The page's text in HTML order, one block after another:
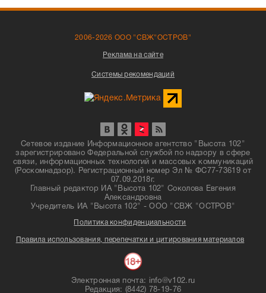
2006-2026 ООО "СВЖ"ОСТРОВ"
Реклама на сайте
Системы рекомендаций
Сетевое издание Информационное агентство "Высота 102"
зарегистрировано Федеральной службой по надзору в сфере
связи, информационных технологий и массовых коммуникаций
(Роскомнадзор). Регистрационный номер Эл № ФС77-73619 от
07.09.2018г.
Главный редактор ИА "Высота 102" Соколова Евгения
Александровна
Учредитель ИА "Высота 102" - ООО "СВЖ "ОСТРОВ"
Политика конфиденциальности
Правила использования, перепечатки и цитирования материалов
Электронная почта: info@v102.ru
Редакция: (8442) 78-19-76